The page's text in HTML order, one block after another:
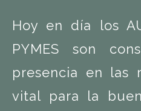
Hoy en día los
PYMES son
presencia en las
vital para la